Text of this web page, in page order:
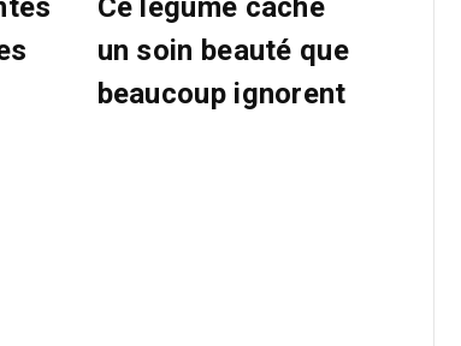
Ce légume cache
un soin beauté que
beaucoup ignorent